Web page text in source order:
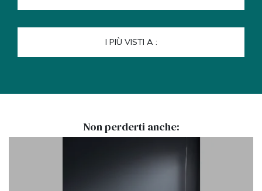
I PIÙ VISTI A :
Non perderti anche: